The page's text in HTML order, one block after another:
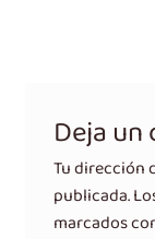
Deja
Tu dirección
publicada.
marcados